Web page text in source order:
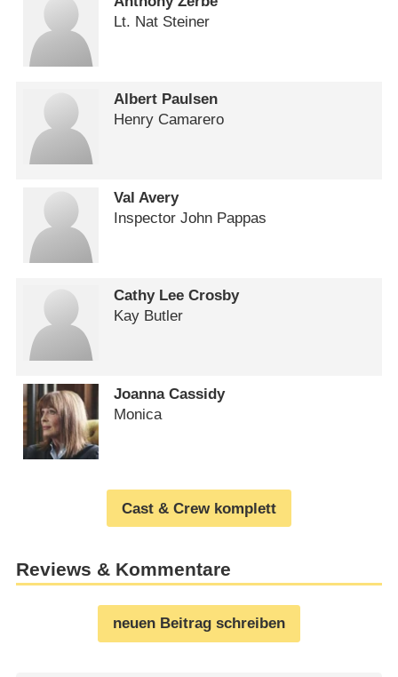
Lt. Nat Steiner
Albert Paulsen
Henry Camarero
Val Avery
Inspector John Pappas
Cathy Lee Crosby
Kay Butler
Joanna Cassidy
Monica
Cast & Crew komplett
Reviews & Kommentare
neuen Beitrag schreiben